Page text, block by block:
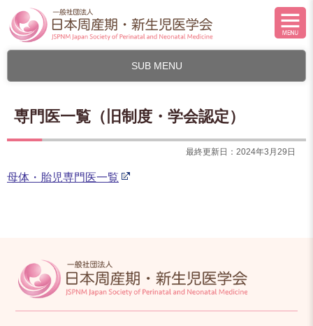
SUB MENU
専門医一覧（旧制度・学会認定）
最終更新日：2024年3月29日
母体・胎児専門医一覧